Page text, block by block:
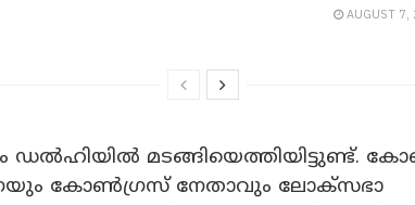
AUGUST 7,
ഡൽഹിയിൽ മടങ്ങിയെത്തിയിട്ടുണ്ട്.
കോൺഗ്രസ് നേതാവും ലോക്‌സഭാ